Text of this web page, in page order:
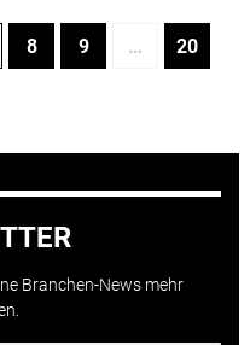
8 9 … 20
Branchen-News mehr